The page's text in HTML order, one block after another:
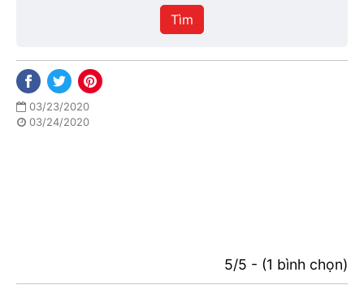
hiện
Tìm
03/23/2020
03/24/2020
5/5 - (1 bình chọn)